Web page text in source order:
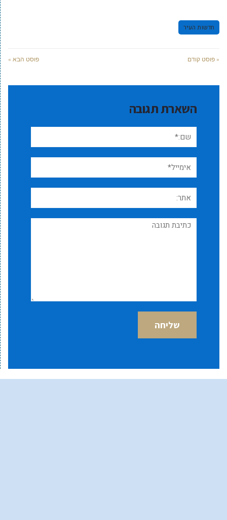
חדשות העיר
« פוסט קודם פוסט הבא »
השארת תגובה
שם:*
אימייל*
אתר:
תגובה